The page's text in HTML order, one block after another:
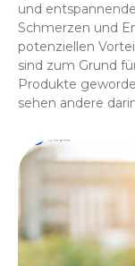
und
Schmerzen und
potenziellen
sind zum Grund
Produkte
sehen andere